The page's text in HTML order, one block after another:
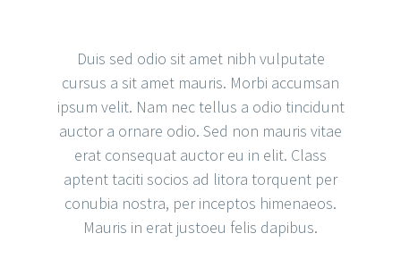
Duis sed odio sit amet nibh vulputate
cursus a sit amet mauris. Morbi accumsan
ipsum velit. Nam nec tellus a odio tincidunt
auctor a ornare odio. Sed non mauris vitae
erat consequat auctor eu in elit. Class
aptent taciti socios ad litora torquent per
conubia nostra, per inceptos himenaeos.
Mauris in erat justoeu felis dapibus.